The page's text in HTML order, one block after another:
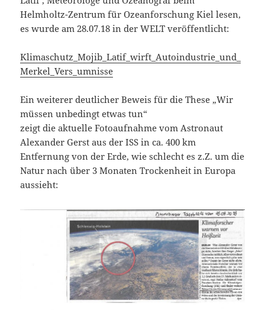
Helmholtz-Zentrum für Ozeanforschung Kiel lesen,
es wurde am 28.07.18 in der WELT veröffentlicht:
Klimaschutz_Mojib_Latif_wirft_Autoindustrie_und_
Merkel_Vers_umnisse
Ein weiterer deutlicher Beweis für die These „Wir
müssen unbedingt etwas tun“
zeigt die aktuelle Fotoaufnahme vom Astronaut
Alexander Gerst aus der ISS in ca. 400 km
Entfernung von der Erde, wie schlecht es z.Z. um die
Natur nach über 3 Monaten Trockenheit in Europa
aussieht: